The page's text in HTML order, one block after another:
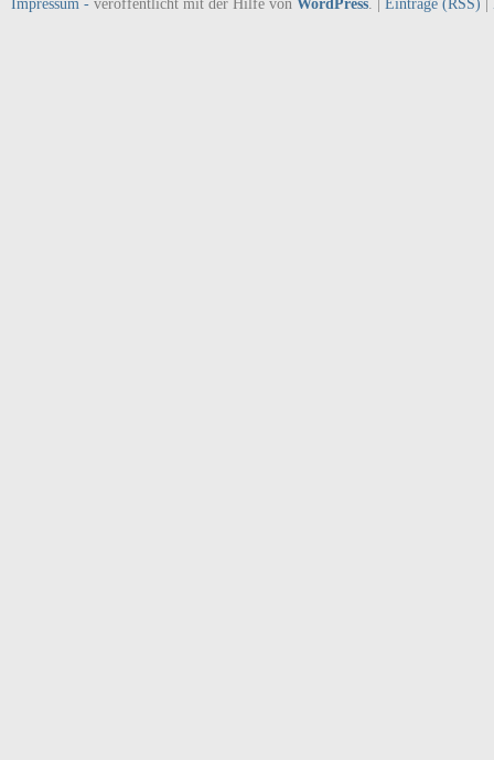
Impressum - veröffentlicht mit der Hilfe von WordPress. | Einträge (RSS)